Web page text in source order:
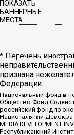
ПОКАЗАТЬ
БАННЕРНЫЕ
МЕСТА
* Перечень
признана
Федерации:
Национальный фонд в
Общество Фонд
российский фонд по
Национальный
MEDIA DEVELOPMENT
Республиканский